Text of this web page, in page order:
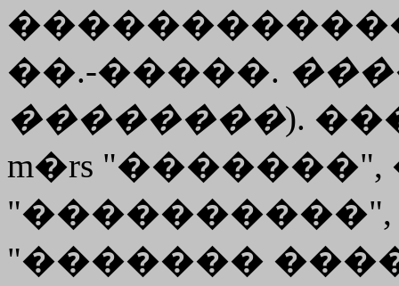
��.-�����.
��������).
m�rs "�������",
"�������